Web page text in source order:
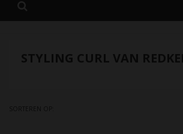
STYLING CURL VAN